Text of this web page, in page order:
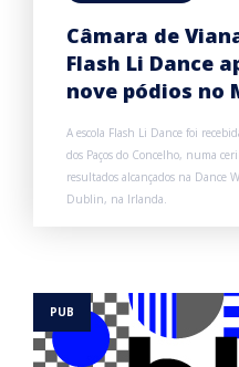
Câmara de
Flash Li Dance
nove pódios no
A escola Flash Li Dance foi
dos Paços do Concelho, numa
resultados alcançados na Dance
Dublin, na Irlanda.